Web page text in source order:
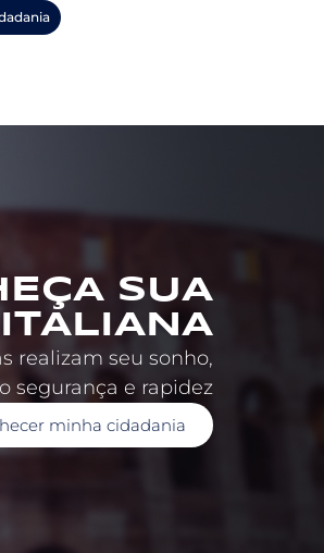
SUA
realizam seu sonho,
segurança e rapidez
minha cidadania